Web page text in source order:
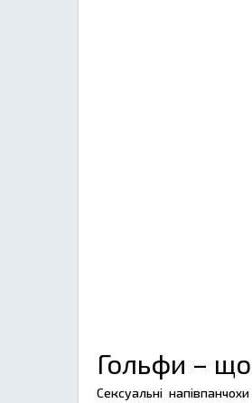
Гольфи –
Сексуальні